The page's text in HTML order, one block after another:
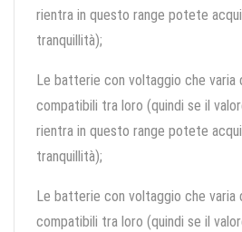
rientra in questo range potete
tranquillità);
Le batterie con voltaggio che varia
compatibili tra loro (quindi se il
rientra in questo range potete
tranquillità);
Le batterie con voltaggio che varia
compatibili tra loro (quindi se il